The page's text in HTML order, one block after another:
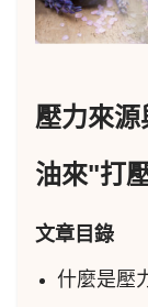
壓力來
油來"打
文章目錄
什麼是壓